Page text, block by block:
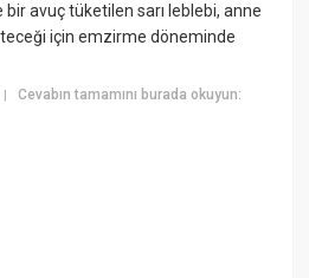
bir avuç tüketilen sarı leblebi, anne
için emzirme döneminde
|Cevabın tamamını burada okuyun: